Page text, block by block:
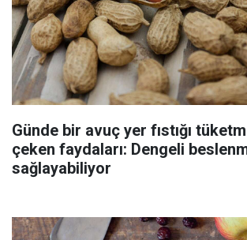
Günde bir avuç yer fıstığı
çeken faydaları: Dengeli
sağlayabiliyor